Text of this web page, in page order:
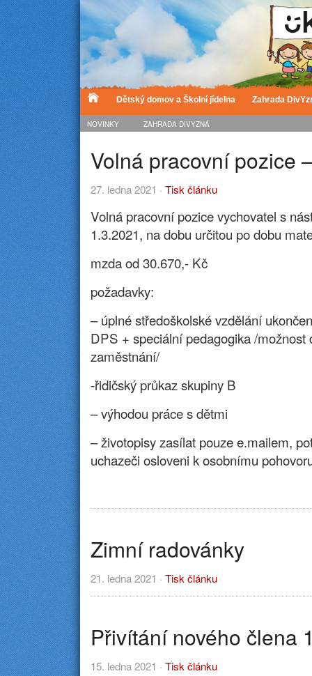
Dětský domov a Školní jídelna Zahrada
NOVINKY ZAHRADA DIVYZNÁ
Volná pracovní pozice
27. ledna 2021 · Tisk článku
Volná pracovní pozice vychovatel s
1.3.2021, na dobu určitou po dobu
mzda od 30.670,- Kč
požadavky:
– úplné středoškolské vzdělání
DPS + speciální pedagogika /možnost
zaměstnání/
-řidičský průkaz skupiny B
– výhodou práce s dětmi
– životopisy zasílat pouze e.mailem,
uchazeči osloveni k osobnímu
Zimní radovánky
21. ledna 2021 · Tisk článku
Přivítání nového člena
15. ledna 2021 · Tisk článku